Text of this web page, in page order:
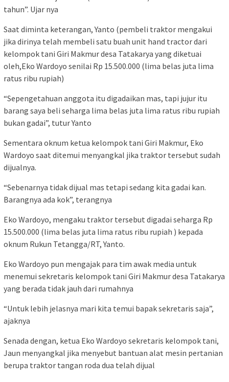
tahun”. Ujar nya
Saat diminta keterangan, Yanto (pembeli traktor mengakui
jika dirinya telah membeli satu buah unit hand tractor dari
kelompok tani Giri Makmur desa Tatakarya yang diketuai
oleh,Eko Wardoyo senilai Rp 15.500.000 (lima belas juta lima
ratus ribu rupiah)
“Sepengetahuan anggota itu digadaikan mas, tapi jujur itu
barang saya beli seharga lima belas juta lima ratus ribu rupiah
bukan gadai”, tutur Yanto
Sementara oknum ketua kelompok tani Giri Makmur, Eko
Wardoyo saat ditemui menyangkal jika traktor tersebut sudah
dijualnya.
“Sebenarnya tidak dijual mas tetapi sedang kita gadai kan.
Barangnya ada kok”, terangnya
Eko Wardoyo, mengaku traktor tersebut digadai seharga Rp
15.500.000 (lima belas juta lima ratus ribu rupiah ) kepada
oknum Rukun Tetangga/RT, Yanto.
Eko Wardoyo pun mengajak para tim awak media untuk
menemui sekretaris kelompok tani Giri Makmur desa Tatakarya
yang berada tidak jauh dari rumahnya
“Untuk lebih jelasnya mari kita temui bapak sekretaris saja”,
ajaknya
Senada dengan, ketua Eko Wardoyo sekretaris kelompok tani,
Jaun menyangkal jika menyebut bantuan alat mesin pertanian
berupa traktor tangan roda dua telah dijual